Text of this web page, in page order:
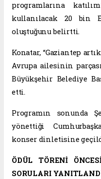
programlarına
kullanılacak 20 bin
oluştuğunu belirtti.
Konatar, “Gaziantep
Avrupa ailesinin
Büyükşehir Belediye
etti.
Programın sonunda
yönettiği
konser dinletisine
ÖDÜL TÖRENİ
SORULARI